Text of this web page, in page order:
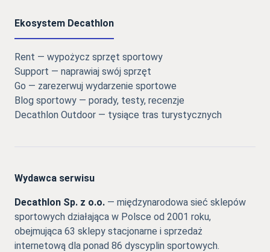
Ekosystem Decathlon
Rent — wypożycz sprzęt sportowy
Support — naprawiaj swój sprzęt
Go — zarezerwuj wydarzenie sportowe
Blog sportowy — porady, testy, recenzje
Decathlon Outdoor — tysiące tras turystycznych
Wydawca serwisu
Decathlon Sp. z o.o. — międzynarodowa sieć sklepów
sportowych działająca w Polsce od 2001 roku,
obejmująca 63 sklepy stacjonarne i sprzedaż
internetową dla ponad 86 dyscyplin sportowych.